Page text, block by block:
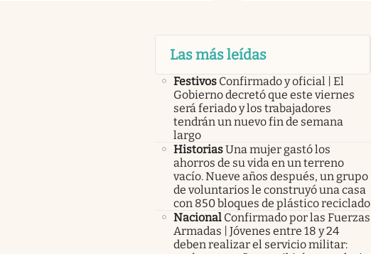
Las más leídas
Festivos Confirmado y oficial | El
Gobierno decretó que este viernes
será feriado y los trabajadores
tendrán un nuevo fin de semana
largo
HistoriasUna mujer gastó los
ahorros de su vida en un terreno
vacío. Nueve años después, un grupo
de voluntarios le construyó una casa
con 850 bloques de plástico reciclado
Nacional Confirmado por las Fuerzas
Armadas | Jóvenes entre 18 y 24
deben realizar el servicio militar: